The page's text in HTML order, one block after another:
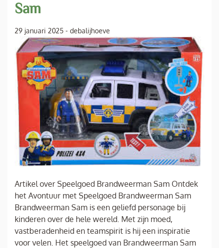
Sam
29 januari 2025 - debalijhoeve
Artikel over Speelgoed Brandweerman Sam Ontdek
het Avontuur met Speelgoed Brandweerman Sam
Brandweerman Sam is een geliefd personage bij
kinderen over de hele wereld. Met zijn moed,
vastberadenheid en teamspirit is hij een inspiratie
voor velen. Het speelgoed van Brandweerman Sam